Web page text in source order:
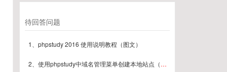
待回答问题
1、phpstudy 2016 使用说明教程（图文）
2、使用phpstudy中域名管理菜单创建本地站点（图文）